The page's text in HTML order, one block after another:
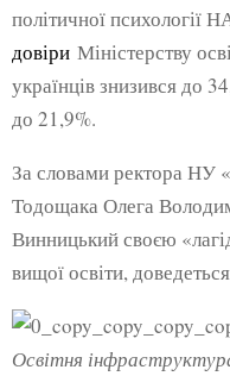
політичної психології
довіри Міністерству
українців знизився до
до 21,9%.
За словами ректора НУ
Тодощака Олега
Винницький своєю
вищої освіти,
Освітня